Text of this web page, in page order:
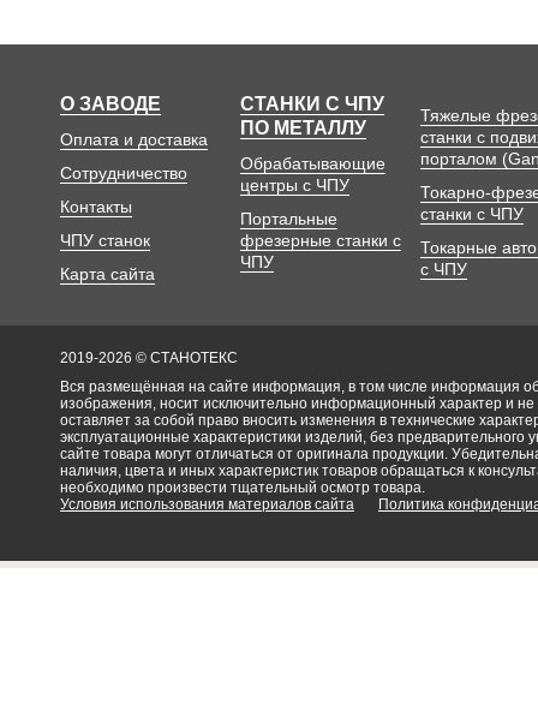
О ЗАВОДЕ
Оплата и доставка
Сотрудничество
Контакты
ЧПУ станок
Карта сайта
СТАНКИ С ЧПУ
ПО МЕТАЛЛУ
Обрабатывающие
центры с ЧПУ
Портальные
фрезерные станки с
ЧПУ
Тяжелые
станки с
порталом
Токарно-
станки с ЧПУ
Токарные
с ЧПУ
2019-2026 © СТАНОТЕКС
Вся размещённая на сайте информация, в том числе информация об
изображения, носит исключительно информационный характер и
оставляет за собой право вносить изменения в технические
эксплуатационные характеристики изделий, без
сайте товара могут отличаться от оригинала продукции.
наличия, цвета и иных характеристик товаров обращаться к
необходимо произвести тщательный осмотр товара.
Условия использования материалов сайта
Политика